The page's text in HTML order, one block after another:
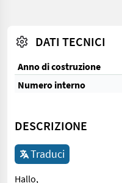
DATI TECNICI
Anno di costruzione
Numero interno
DESCRIZIONE
Traduci
Hallo,